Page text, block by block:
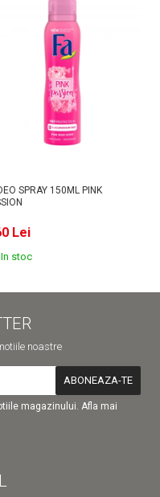
SPRAY 150ML PINK
Lei
In stoc
noastre
magazinului. Afla mai